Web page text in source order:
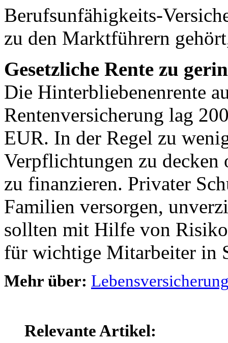
Berufsunfähigkeits-
zu den Marktführern
Gesetzliche Rente zu
Die Hinterbliebenenrente
Rentenversicherung lag
EUR. In der Regel zu
Verpflichtungen zu
zu finanzieren. Privater
Familien versorgen,
sollten mit Hilfe von
für wichtige Mitarbeiter in
Mehr über:
Relevante Artikel: